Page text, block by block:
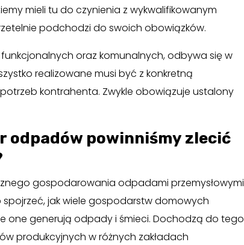
mieli tu do czynienia z wykwalifikowanym
podchodzi do swoich obowiązków.
oraz komunalnych, odbywa się w
realizowane musi być z konkretną
kontrahenta. Zwykle obowiązuje ustalony
odpadów powinniśmy zlecić
gospodarowania odpadami przemysłowymi
jak wiele gospodarstw domowych
one generują odpady i śmieci. Dochodzą do tego
produkcyjnych w różnych zakładach